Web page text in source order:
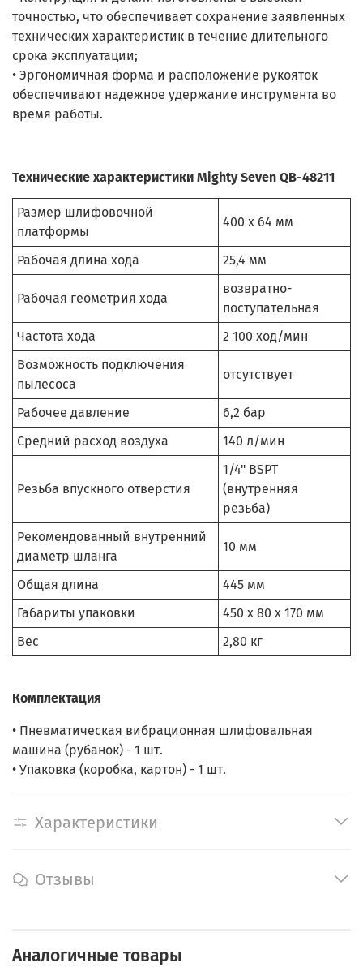
точностью, что обеспечивает сохранение заявленных
технических характеристик в течение длительного
срока эксплуатации;
• Эргономичная форма и расположение рукояток
обеспечивают надежное удержание инструмента во
время работы.
Технические характеристики Mighty Seven QB-48211
Размер шлифовочной
платформы
400 х 64 мм
Рабочая длина хода 25,4 мм
Рабочая геометрия хода
возвратно-
поступательная
Частота хода
2 100 ход/мин
Возможность подключения
пылесоса
отсутствует
Рабочее давление
6,2 бар
Средний расход воздуха
140 л/мин
Резьба впускного отверстия
1/4" BSPT
(внутренняя
резьба)
Рекомендованный внутренний
диаметр шланга
10 мм
Общая длина
445 мм
Габариты упаковки
450 х 80 х 170 мм
Вес
2,80 кг
Комплектация
• Пневматическая вибрационная шлифовальная
машина (рубанок) - 1 шт.
• Упаковка (коробка, картон) - 1 шт.
Характеристики
Отзывы
Аналогичные товары